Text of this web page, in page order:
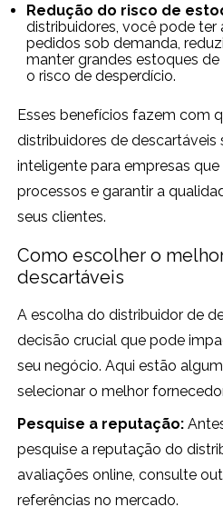
Redução do risco de
distribuidores, você pode
pedidos sob demanda,
manter grandes estoques
o risco de desperdício.
Esses benefícios fazem com
distribuidores de descartáveis
inteligente para empresas
processos e garantir a
seus clientes.
Como escolher o
descartáveis
A escolha do distribuidor de
decisão crucial que pode
seu negócio. Aqui estão
selecionar o melhor
Pesquise a reputação:
pesquise a reputação do
avaliações online, consulte
referências no mercado.